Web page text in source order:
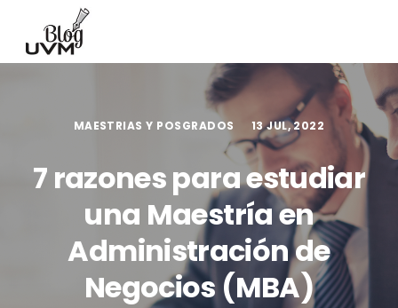
MAESTRIAS Y POSGRADOS 13 JUL, 2022
7 razones para estudiar
una Maestría en
Administración de
Negocios (MBA)